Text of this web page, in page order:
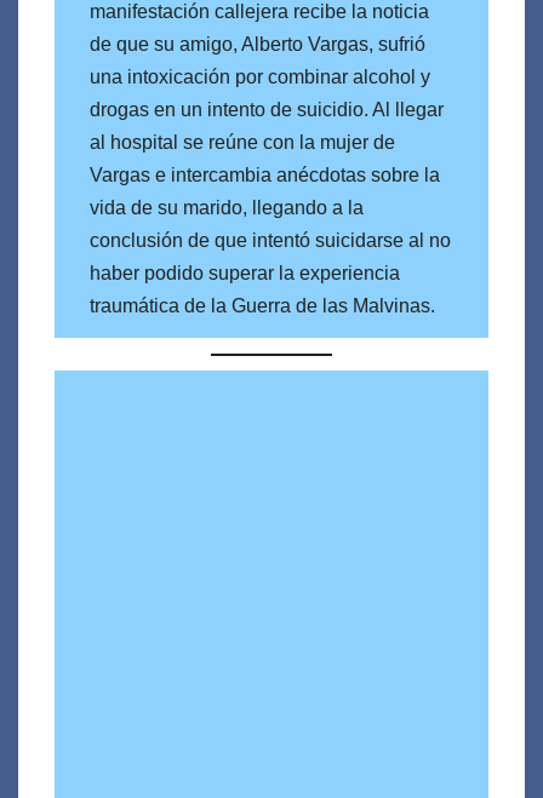
manifestación callejera recibe la noticia
de que su amigo, Alberto Vargas, sufrió
una intoxicación por combinar alcohol y
drogas en un intento de suicidio. Al llegar
al hospital se reúne con la mujer de
Vargas e intercambia anécdotas sobre la
vida de su marido, llegando a la
conclusión de que intentó suicidarse al no
haber podido superar la experiencia
traumática de la Guerra de las Malvinas.